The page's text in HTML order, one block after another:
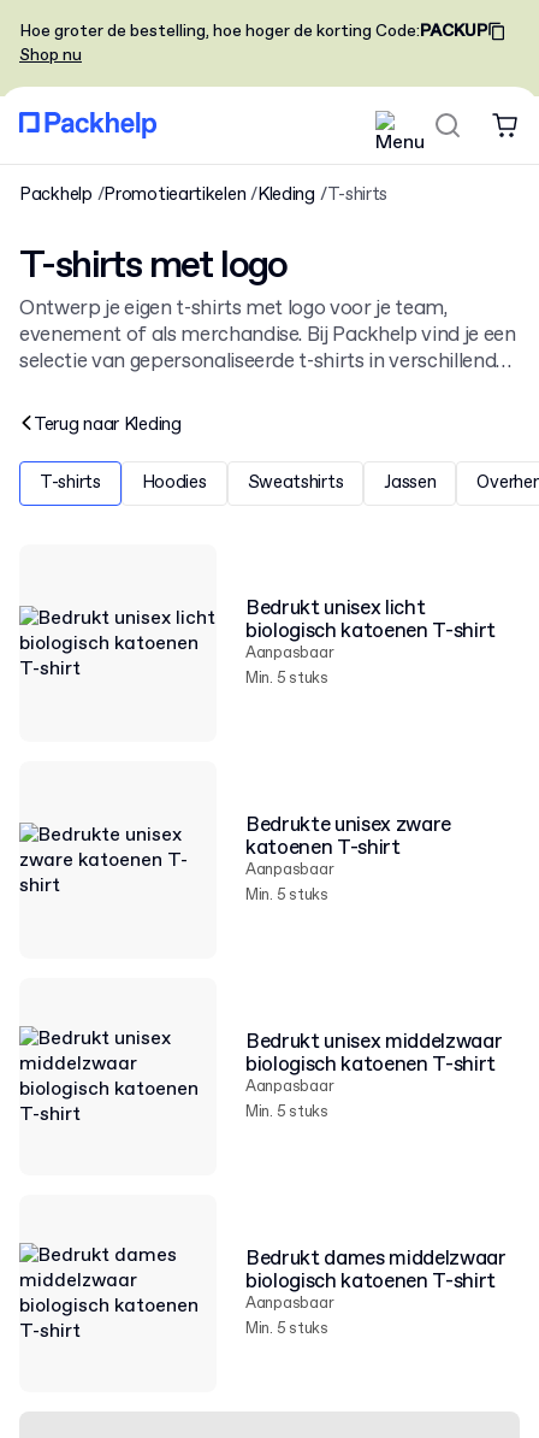
Hoe groter de bestelling, hoe hoger de korting Code:PACKUP
Shop nu
Packhelp Promotieartikelen Kleding T-shirts
T-shirts met logo
Ontwerp je eigen t-shirts met logo voor je team,
evenement of als merchandise. Bij Packhelp vind je een
selectie van gepersonaliseerde t-shirts in verschillende
anderekleding met logo
Terug naar Kleding
T-shirts Hoodies Sweatshirts Jassen
Bedrukt unisex licht
biologisch katoenen T-shirt
Aanpasbaar
Min. 5 stuks
Bedrukte unisex zware
katoenen T-shirt
Aanpasbaar
Min. 5 stuks
Bedrukt unisex middelzwaar
biologisch katoenen T-shirt
Aanpasbaar
Min. 5 stuks
Bedrukt dames middelzwaar
biologisch katoenen T-shirt
Aanpasbaar
Min. 5 stuks